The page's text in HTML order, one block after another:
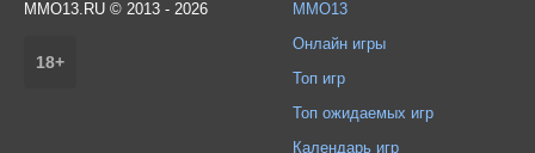
MMO13.RU © 2013 - 2026
18+
MMO13
Онлайн игры
Топ игр
Топ ожидаемых игр
Календарь игр